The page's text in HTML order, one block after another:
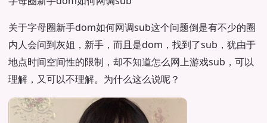
关于字母圈新手dom如何网调sub这个问题倒是有不少的圈
内人会问到灰姐，新手，而且是dom，找到了sub，犹由于
地点时间空间性的限制，却不知道怎么网上游戏sub，可以
理解，又可以不理解。为什么这么说呢？